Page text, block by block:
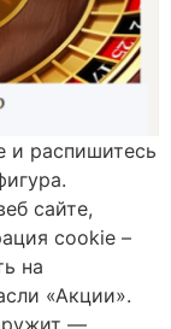
и распишитесь
сайте,
cookie –
на
«Акции».